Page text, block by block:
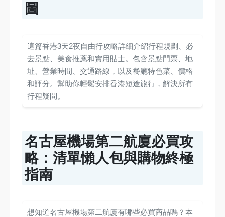
圖
這篇香港3天2夜自由行攻略詳細介紹行程規劃、必
去景點、美食推薦和實用貼士。包含景點門票、地
址、營業時間、交通路線，以及餐廳特色菜、價格
和評分。幫助你輕鬆安排香港短途旅行，解決所有
行程疑問。
名古屋機場第二航廈必買攻
略：清單懶人包與購物終極
指南
想知道名古屋機場第二航廈有哪些必買商品嗎？本